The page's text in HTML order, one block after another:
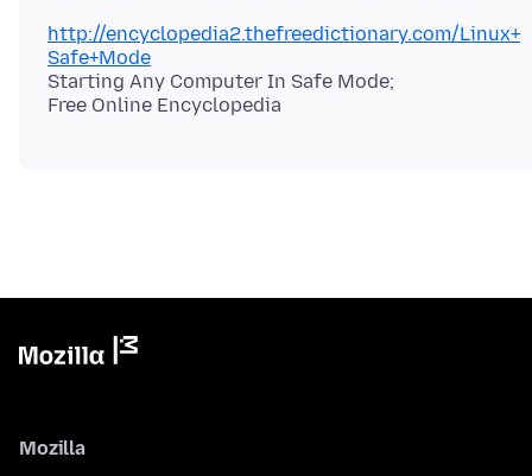
http://encyclopedia2.thefreedictionary.com/Linux+
Safe+Mode
Starting Any Computer In Safe Mode;
Mozilla